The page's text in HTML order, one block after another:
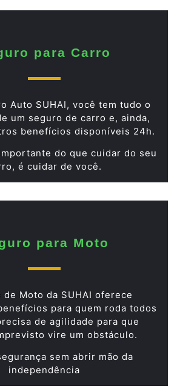
para Carro
Auto SUHAI, você tem tudo o
um seguro de carro e, ainda,
benefícios disponíveis 24h.
do que cuidar do seu
é cuidar de você.
para Moto
de Moto da SUHAI oferece
para quem roda todos
de agilidade para que
vire um obstáculo.
sem abrir mão da
independência